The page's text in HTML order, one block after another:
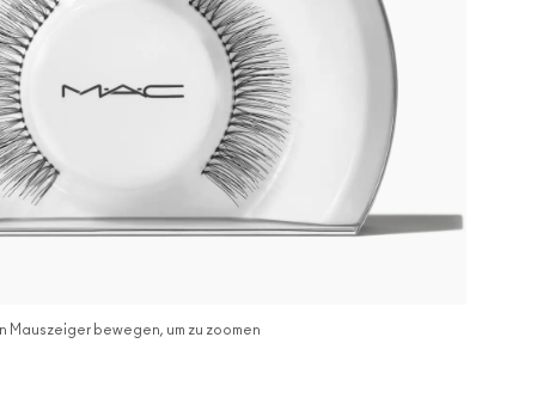
Mauszeiger bewegen, um zu zoomen